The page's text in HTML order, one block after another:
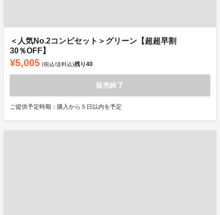
＜人気No.2コンビセット＞グリーン【超超早割
30％OFF】
¥5,005 (税込/送料込)残り40
販売終了
ご提供予定時期：購入から５日以内を予定